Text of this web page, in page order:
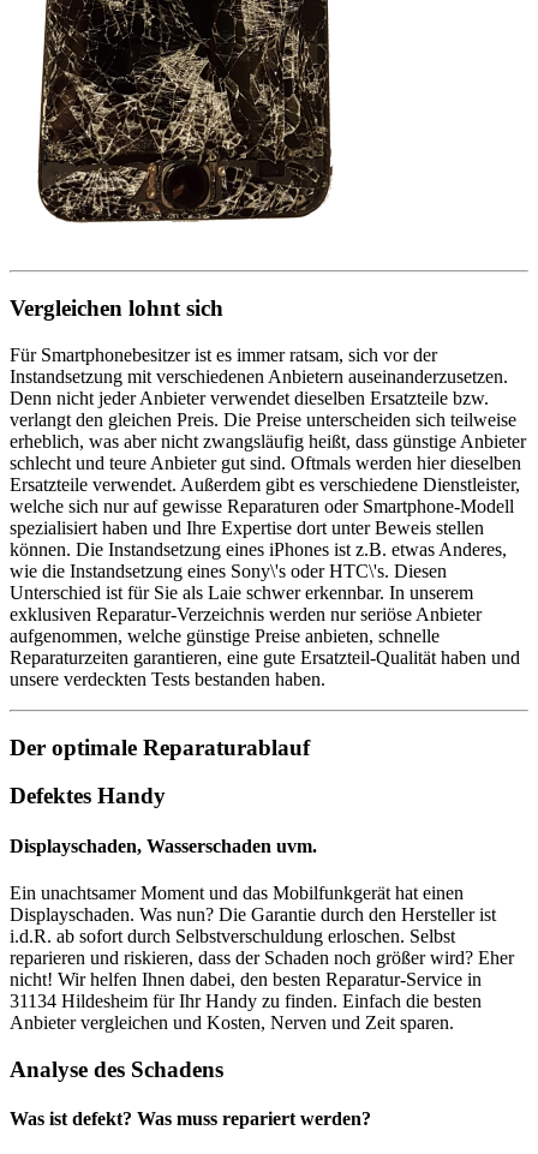
Vergleichen lohnt sich
Für Smartphonebesitzer ist es immer ratsam, sich vor der
Instandsetzung mit verschiedenen Anbietern auseinanderzusetzen.
Denn nicht jeder Anbieter verwendet dieselben Ersatzteile bzw.
verlangt den gleichen Preis. Die Preise unterscheiden sich teilweise
erheblich, was aber nicht zwangsläufig heißt, dass günstige Anbieter
schlecht und teure Anbieter gut sind. Oftmals werden hier dieselben
Ersatzteile verwendet. Außerdem gibt es verschiedene Dienstleister,
welche sich nur auf gewisse Reparaturen oder Smartphone-Modell
spezialisiert haben und Ihre Expertise dort unter Beweis stellen
können. Die Instandsetzung eines iPhones ist z.B. etwas Anderes,
wie die Instandsetzung eines Sony\'s oder HTC\'s. Diesen
Unterschied ist für Sie als Laie schwer erkennbar. In unserem
exklusiven Reparatur-Verzeichnis werden nur seriöse Anbieter
aufgenommen, welche günstige Preise anbieten, schnelle
Reparaturzeiten garantieren, eine gute Ersatzteil-Qualität haben und
unsere verdeckten Tests bestanden haben.
Der optimale Reparaturablauf
Defektes Handy
Displayschaden, Wasserschaden uvm.
Ein unachtsamer Moment und das Mobilfunkgerät hat einen
Displayschaden. Was nun? Die Garantie durch den Hersteller ist
i.d.R. ab sofort durch Selbstverschuldung erloschen. Selbst
reparieren und riskieren, dass der Schaden noch größer wird? Eher
nicht! Wir helfen Ihnen dabei, den besten Reparatur-Service in
31134 Hildesheim für Ihr Handy zu finden. Einfach die besten
Anbieter vergleichen und Kosten, Nerven und Zeit sparen.
Analyse des Schadens
Was ist defekt? Was muss repariert werden?